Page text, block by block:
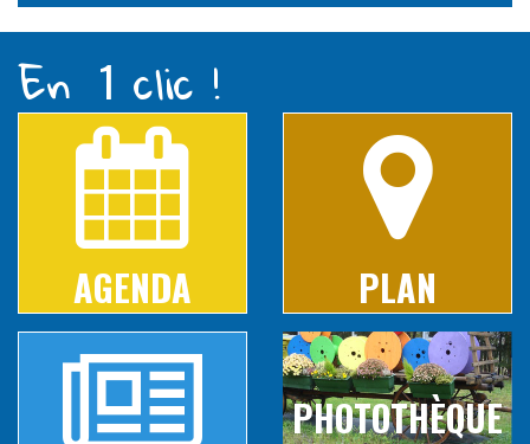
En 1 clic !
AGENDA PLAN
PHOTOTHÈQUE